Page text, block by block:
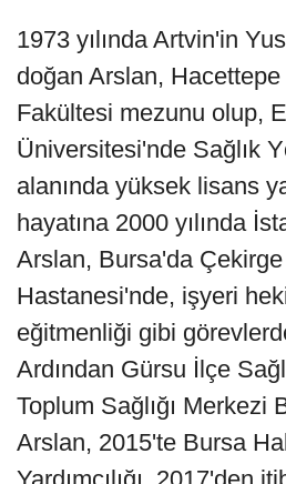
1973 yılında Artvin'in
doğan Arslan,
Fakültesi mezunu olup,
Üniversitesi'nde Sağlık
alanında yüksek lisans
hayatına 2000 yılında
Arslan, Bursa'da
Hastanesi'nde, işyeri
eğitmenliği gibi
Ardından Gürsu İlçe
Toplum Sağlığı Merkezi
Arslan, 2015'te Bursa